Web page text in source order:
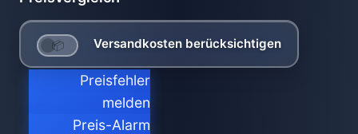
Versandkosten berücksichtigen
Preisfehler
melden
Preis-Alarm